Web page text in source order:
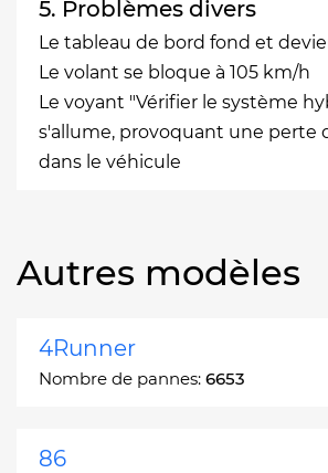
5. Problèmes divers
Le tableau de bord fond et
Le volant se bloque à 105 km/h
Le voyant "Vérifier le système
s'allume, provoquant une perte
dans le véhicule
Autres modèles
4Runner
Nombre de pannes: 6653
86